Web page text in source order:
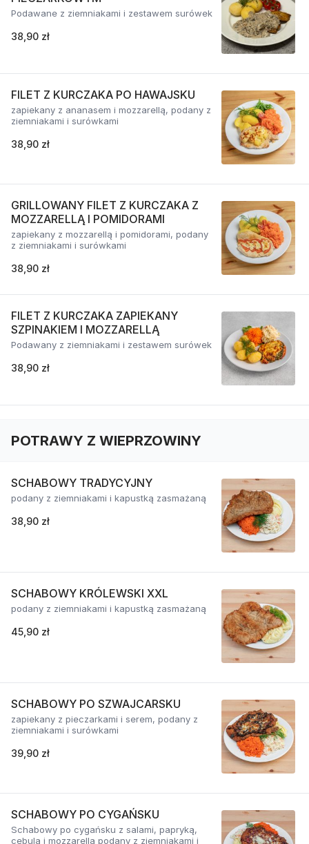
Podawane z ziemniakami i zestawem surówek
38,90 zł
FILET Z KURCZAKA PO HAWAJSKU
zapiekany z ananasem i mozzarellą, podany z
ziemniakami i surówkami
38,90 zł
GRILLOWANY FILET Z KURCZAKA Z
MOZZARELLĄ I POMIDORAMI
zapiekany z mozzarellą i pomidorami, podany
z ziemniakami i surówkami
38,90 zł
FILET Z KURCZAKA ZAPIEKANY
SZPINAKIEM I MOZZARELLĄ
Podawany z ziemniakami i zestawem surówek
38,90 zł
POTRAWY Z WIEPRZOWINY
SCHABOWY TRADYCYJNY
podany z ziemniakami i kapustką zasmażaną
38,90 zł
SCHABOWY KRÓLEWSKI XXL
podany z ziemniakami i kapustką zasmażaną
45,90 zł
SCHABOWY PO SZWAJCARSKU
zapiekany z pieczarkami i serem, podany z
ziemniakami i surówkami
39,90 zł
SCHABOWY PO CYGAŃSKU
Schabowy po cygańsku z salami, papryką,
cebulą i mozzarellą podany z ziemniakami i